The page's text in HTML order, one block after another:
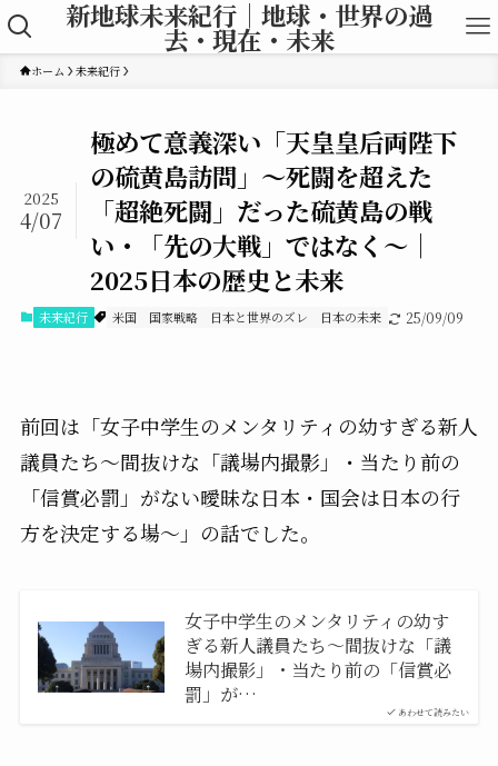
新地球未来紀行｜地球・世界の過
去・現在・未来
ホーム 未来紀行
極めて意義深い「天皇皇后両陛下
の硫黄島訪問」〜死闘を超えた
「超絶死闘」だった硫黄島の戦
い・「先の大戦」ではなく〜｜
2025日本の歴史と未来
2025
4/07
未来紀行 米国 国家戦略 日本と世界のズレ 日本の未来 25/09/09
前回は「女子中学生のメンタリティの幼すぎる新人
議員たち〜間抜けな「議場内撮影」・当たり前の
「信賞必罰」がない曖昧な日本・国会は日本の行
方を決定する場〜」の話でした。
あわせて読みたい
女子中学生のメンタリティの幼す
ぎる新人議員たち〜間抜けな「議
場内撮影」・当たり前の「信賞必
罰」が…